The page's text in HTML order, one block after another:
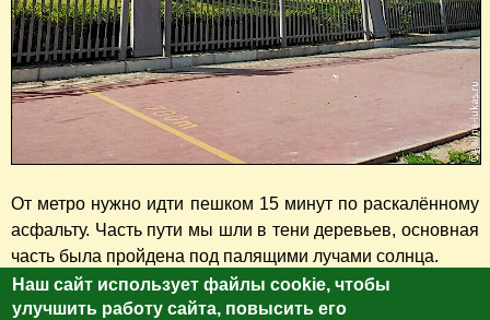
От метро нужно идти пешком 15 минут по раскалённому
асфальту. Часть пути мы шли в тени деревьев, основная
часть была пройдена под палящими лучами солнца.
Мы купили билеты, по дорожке, выложенной брусчаткой,
Наш сайт использует файлы cookie, чтобы
улучшить работу сайта, повысить его